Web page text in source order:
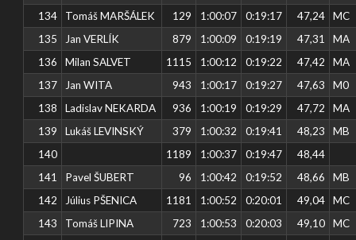
134
Tomáš MARŠÁLEK 129 1:00:07 0:19:17 47,24
MC
135
Jan VERLÍK 879 1:00:09 0:19:19 47,31
MA
136
Milan SALVET 1115 1:00:12 0:19:22 47,42
MA
137
Jan WITA 943 1:00:17 0:19:27 47,63
M0
138
Ladislav NEKARDA 936 1:00:19 0:19:29 47,72
MA
139
Lukáš LEVINSKÝ 379 1:00:32 0:19:41 48,23
MB
140
1189 1:00:37 0:19:47
48,44
141
Pavel ŠUBERT 96 1:00:42 0:19:52 48,66
MB
142
Július PŠENICA 1181 1:00:52 0:20:01 49,04
MC
143
Tomáš LIPINA 723 1:00:53 0:20:03 49,10
MC